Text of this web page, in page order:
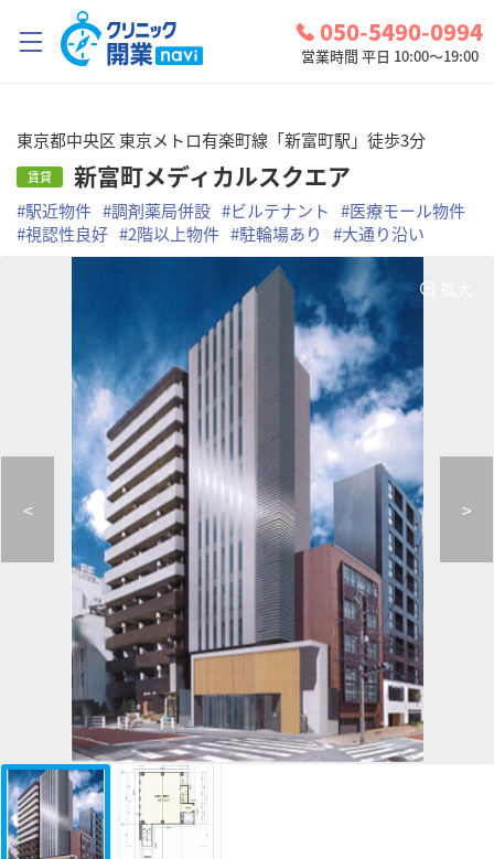
050-5490-0994
営業時間 平日 10:00～19:00
< >
東京都中央区 東京メトロ有楽町線「新富町駅」徒歩3分
賃貸 新富町メディカルスクエア
#駅近物件 #調剤薬局併設 #ビルテナント #医療モール物件
#視認性良好 #2階以上物件 #駐輪場あり #大通り沿い
診療圏調査
コンシェルジュサービス
お問い合わせ
ログイン